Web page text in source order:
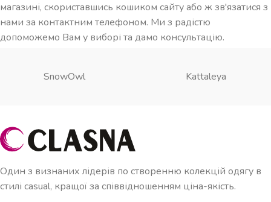
магазині, скориставшись кошиком сайту або ж зв'язатися з
нами за контактним телефоном. Ми з радістю
допоможемо Вам у виборі та дамо консультацію.
SnowOwl Kattaleya
Один з визнаних лідерів по створенню колекцій одягу в
стилі casual, кращої за співвідношенням ціна-якість.